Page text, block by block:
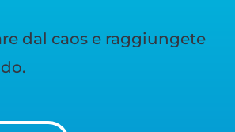
dal caos e raggiungete